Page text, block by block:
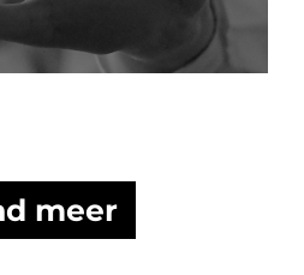
meer